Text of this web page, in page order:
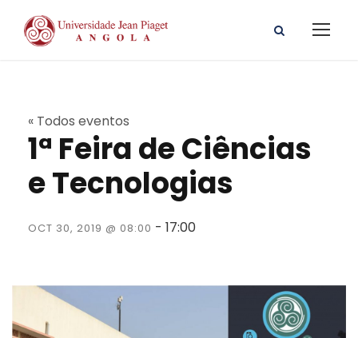
« Todos eventos
1ª Feira de Ciências
e Tecnologias
OCT 30, 2019 @ 08:00 - 17:00